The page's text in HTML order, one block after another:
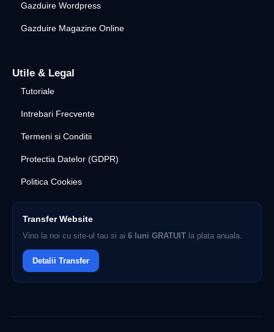
Gazduire Wordpress
Gazduire Magazine Online
Utile & Legal
Tutoriale
Intrebari Frecvente
Termeni si Conditii
Protectia Datelor (GDPR)
Politica Cookies
Transfer Website
Vino la noi cu site-ul tau si ai 6 luni GRATUIT la plata anuala.
Detalii Transfer